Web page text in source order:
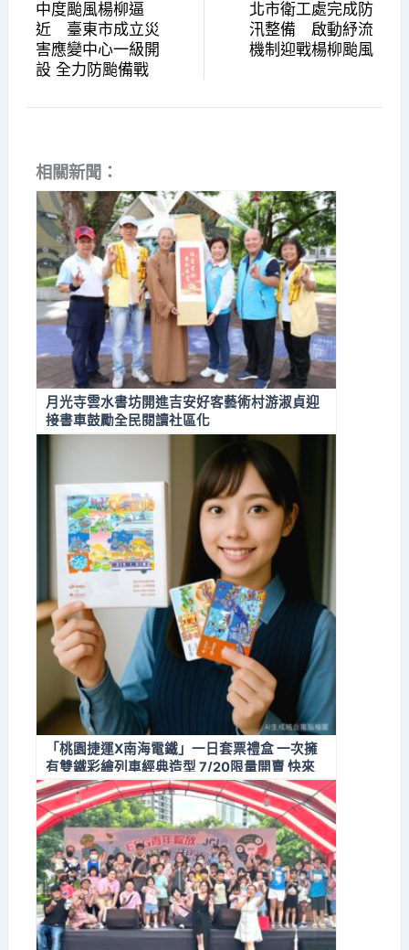
中度颱風楊柳逼
近 臺東市成立災
害應變中心一級開
設 全力防颱備戰
北市衛工處完成防
汛整備 啟動紓流
機制迎戰楊柳颱風
相關新聞：
月光寺雲水書坊開進吉安好客藝術村游淑貞迎
接書車鼓勵全民閱讀社區化
「桃園捷運X南海電鐵」一日套票禮盒 一次擁
有雙鐵彩繪列車經典造型 7/20限量開賣 快來
搶購收藏！